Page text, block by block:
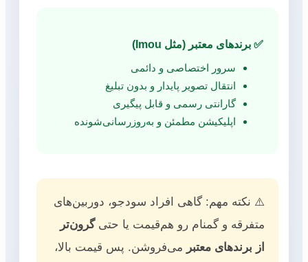
✅ برندهای معتبر (مثل Imou)
سرور اختصاصی و دائمی
انتقال تصویر پایدار و بدون تبلیغ
گارانتی رسمی و قابل پیگیری
اپلیکیشن مطمئن و به‌روزرسانی‌شونده
⚠️ نکته مهم: گاهی افراد سودجو، دوربین‌های
متفرقه و گمنام رو هم‌قیمت یا حتیگرون‌تر
از برندهای معتبر
می‌فروشن. پس قیمت بالا،